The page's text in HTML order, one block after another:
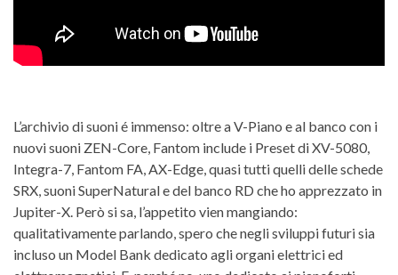
L’archivio di suoni é immenso: oltre a V-Piano e al banco con i
nuovi suoni ZEN-Core, Fantom include i Preset di XV-5080,
Integra-7, Fantom FA, AX-Edge, quasi tutti quelli delle schede
SRX, suoni SuperNatural e del banco RD che ho apprezzato in
Jupiter-X. Però si sa, l’appetito vien mangiando:
qualitativamente parlando, spero che negli sviluppi futuri sia
incluso un Model Bank dedicato agli organi elettrici ed